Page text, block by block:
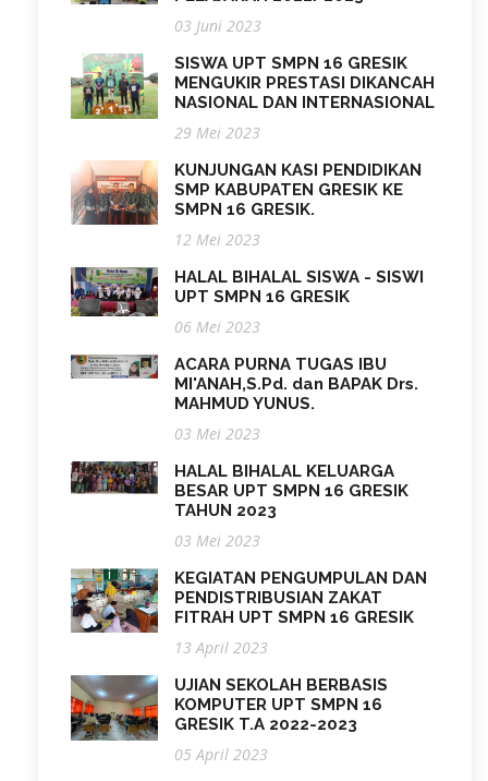
03 Juni 2023
SISWA UPT SMPN 16 GRESIK
MENGUKIR PRESTASI DIKANCAH
NASIONAL DAN INTERNASIONAL
29 Mei 2023
KUNJUNGAN KASI PENDIDIKAN
SMP KABUPATEN GRESIK KE
SMPN 16 GRESIK.
12 Mei 2023
HALAL BIHALAL SISWA - SISWI
UPT SMPN 16 GRESIK
06 Mei 2023
ACARA PURNA TUGAS IBU
MI'ANAH,S.Pd. dan BAPAK Drs.
MAHMUD YUNUS.
03 Mei 2023
HALAL BIHALAL KELUARGA
BESAR UPT SMPN 16 GRESIK
TAHUN 2023
03 Mei 2023
KEGIATAN PENGUMPULAN DAN
PENDISTRIBUSIAN ZAKAT
FITRAH UPT SMPN 16 GRESIK
13 April 2023
UJIAN SEKOLAH BERBASIS
KOMPUTER UPT SMPN 16
GRESIK T.A 2022-2023
05 April 2023